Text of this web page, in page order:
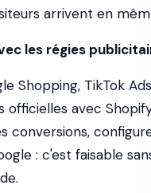
arrivent en
les régies
Shopping, TikTok
officielles avec
conversions,
: c'est faisable